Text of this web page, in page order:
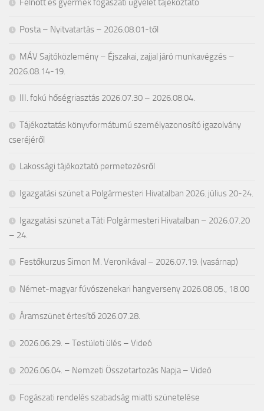
Felnőtt és gyermek fogászati ügyelet tájékoztató
Posta – Nyitvatartás – 2026.08.01-től
MÁV Sajtóközlemény – Éjszakai, zajjal járó munkavégzés –
2026.08.14-19.
III. fokú hőségriasztás 2026.07.30 – 2026.08.04.
Tájékoztatás könyvformátumú személyazonosító igazolvány
cseréjéről
Lakossági tájékoztató permetezésről
Igazgatási szünet a Polgármesteri Hivatalban 2026. július 20-24.
Igazgatási szünet a Táti Polgármesteri Hivatalban – 2026.07.20
– 24.
Festőkurzus Simon M. Veronikával – 2026.07.19. (vasárnap)
Német-magyar fúvószenekari hangverseny 2026.08.05., 18.00
Áramszünet értesítő 2026.07.28.
2026.06.29. – Testületi ülés – Videó
2026.06.04. – Nemzeti Összetartozás Napja – Videó
Fogászati rendelés szabadság miatti szünetelése